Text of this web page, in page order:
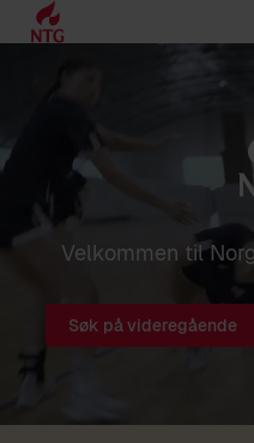
Velkommen til
Søk på videregående